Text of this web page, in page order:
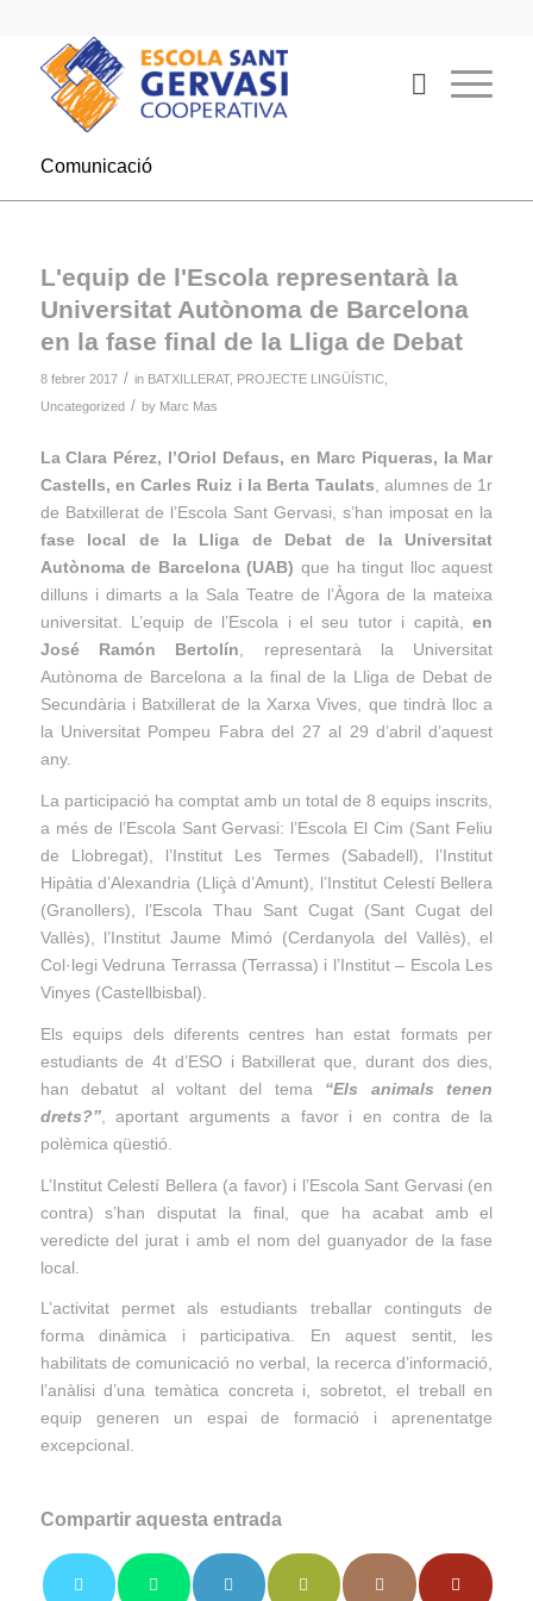
Comunicació
L'equip de l'Escola representarà la
Universitat Autònoma de Barcelona
en la fase final de la Lliga de Debat
8 febrer 2017 / in BATXILLERAT, PROJECTE LINGÜÍSTIC,
Uncategorized / by Marc Mas
La Clara Pérez, l’Oriol Defaus, en Marc Piqueras, la Mar
Castells, en Carles Ruiz i la Berta Taulats , alumnes de 1r
de Batxillerat de l’Escola Sant Gervasi, s’han imposat en la
fase local de la Lliga de Debat de la Universitat
Autònoma de Barcelona (UAB) que ha tingut lloc aquest
dilluns i dimarts a la Sala Teatre de l’Àgora de la mateixa
universitat. L’equip de l’Escola i el seu tutor i capità,en
José Ramón Bertolín , representarà la Universitat
Autònoma de Barcelona a la final de la Lliga de Debat de
Secundària i Batxilleratde la Xarxa Vives, que tindrà lloc a
la Universitat Pompeu Fabra del 27 al 29 d’abril d’aquest
any.
La participació ha comptat amb un total de 8 equips inscrits,
a més de l’Escola Sant Gervasi: l’Escola El Cim (Sant Feliu
de Llobregat), l’Institut Les Termes (Sabadell), l’Institut
Hipàtia d’Alexandria (Lliçà d’Amunt), l’Institut Celestí Bellera
(Granollers), l’Escola Thau Sant Cugat (Sant Cugat del
Vallès), l’Institut Jaume Mimó (Cerdanyola del Vallès), el
Col·legi Vedruna Terrassa (Terrassa) i l’Institut – Escola Les
Vinyes (Castellbisbal).
Els equips dels diferents centres han estat formats per
estudiants de 4t d’ESO i Batxillerat que, durant dos dies,
han debatut al voltant del tema “Els animals tenen
drets?”, aportant arguments a favor i en contra de la
polèmica qüestió.
L’Institut Celestí Bellera (a favor) i l’Escola Sant Gervasi (en
contra) s’han disputat la final, que ha acabat amb el
veredicte del jurat i amb el nom del guanyador de la fase
local.
L’activitat permet als estudiants treballar continguts de
forma dinàmica i participativa. En aquest sentit, les
habilitats de comunicació no verbal, la recerca d’informació,
l’anàlisi d’una temàtica concreta i, sobretot, el treball en
equip generen un espai de formació i aprenentatge
excepcional.
Compartir aquesta entrada